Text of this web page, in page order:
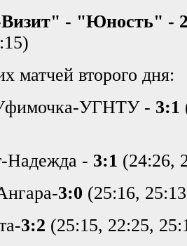
Визит" - "Юность" -
матчей второго дня:
УГНТУ - 3:1
Надежда - 3:1 (24:26,
3:0 (25:16,
3:2 (25:15, 22:25,